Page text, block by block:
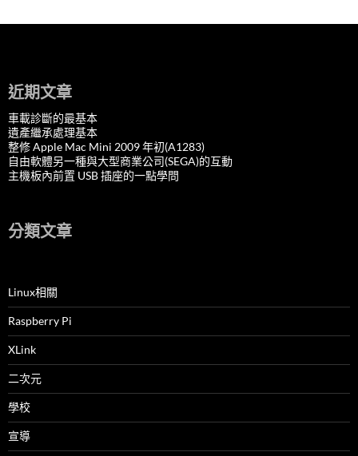
近期文章
車載診斷的最基本
遺產繼承處理基本
整修 Apple Mac Mini 2009 年初(A1283)
自由軟體另一種與大型商業公司(SEGA)的互動
主機板內前置 USB 插座的一點學問
分類文章
Linux相關
Raspberry Pi
XLink
二次元
學校
宣導